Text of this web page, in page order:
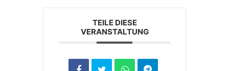
TEILE DIESE
VERANSTALTUNG